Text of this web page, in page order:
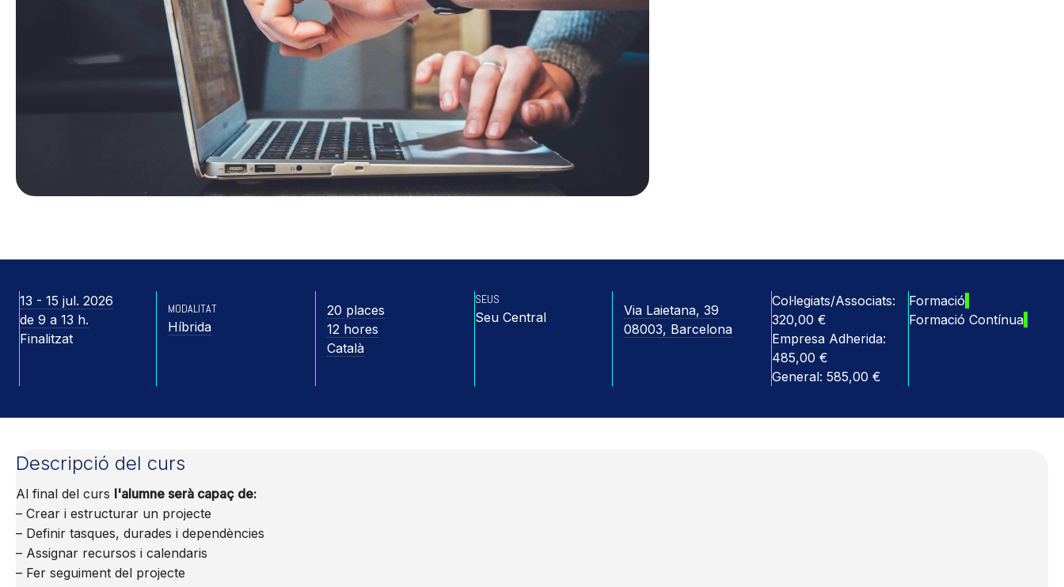
13 - 15 jul. 2026
de 9 a 13 h.
Finalitzat
MODALITAT
Híbrida
20 places
12 hores
Català
SEUS
Seu Central
Via Laietana, 39
08003, Barcelona
Col·legiats/Associats:
320,00 €
Empresa Adherida:
485,00 €
General: 585,00 €
Formació
Formació Contínua
Descripció del curs
Al final del curs l'alumne serà capaç de:
– Crear i estructurar un projecte
– Definir tasques, durades i dependències
– Assignar recursos i calendaris
– Fer seguiment del projecte